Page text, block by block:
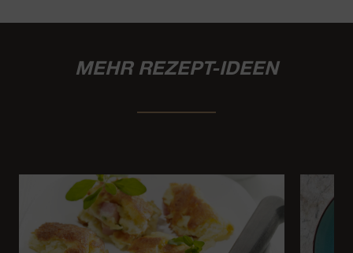
MEHR REZEPT-IDEEN